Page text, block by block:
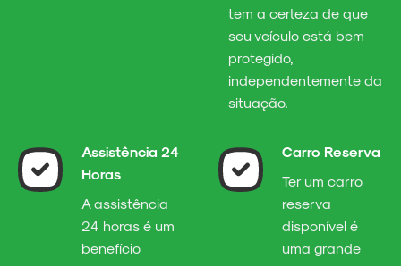
tem a certeza de que
seu veículo está bem
protegido,
independentemente da
situação.
Assistência 24
Horas
A assistência
24 horas é um
benefício
Carro Reserva
Ter um carro
reserva
disponível é
uma grande